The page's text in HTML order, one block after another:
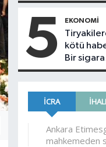
5 EKONOMI
kötü
Bir sigara
grubuna
geldi!